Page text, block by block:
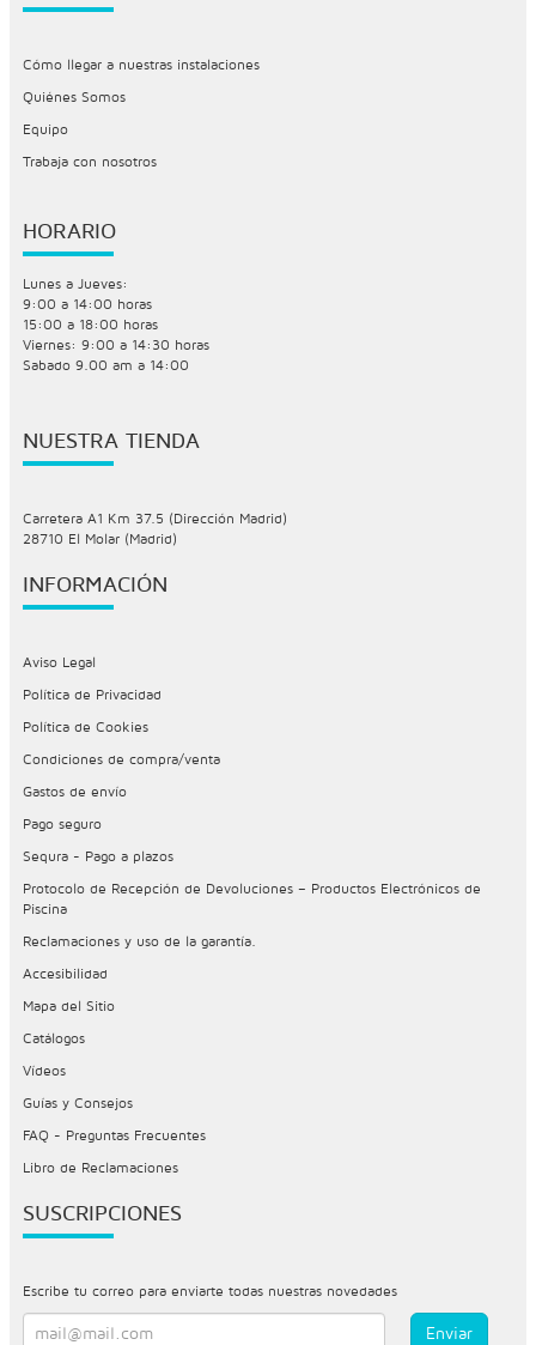
Cómo llegar a nuestras instalaciones
Quiénes Somos
Equipo
Trabaja con nosotros
HORARIO
Lunes a Jueves:
9:00 a 14:00 horas
15:00 a 18:00 horas
Viernes: 9:00 a 14:30 horas
Sabado 9.00 am a 14:00
NUESTRA TIENDA
Carretera A1 Km 37.5 (Dirección Madrid)
28710 El Molar (Madrid)
INFORMACIÓN
Aviso Legal
Política de Privacidad
Política de Cookies
Condiciones de compra/venta
Gastos de envío
Pago seguro
Sequra - Pago a plazos
Protocolo de Recepción de Devoluciones – Productos Electrónicos de
Piscina
Reclamaciones y uso de la garantía.
Accesibilidad
Mapa del Sitio
Catálogos
Vídeos
Guías y Consejos
FAQ - Preguntas Frecuentes
Libro de Reclamaciones
SUSCRIPCIONES
Escribe tu correo para enviarte todas nuestras novedades